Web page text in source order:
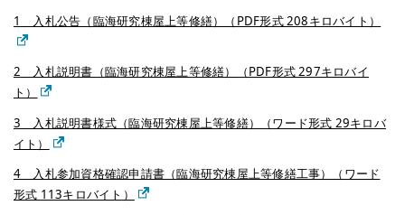
1 入札公告（臨海研究棟屋上等修繕）（PDF形式 208キロバイト）
2 入札説明書（臨海研究棟屋上等修繕）（PDF形式 297キロバイ
ト）
3 入札説明書様式（臨海研究棟屋上等修繕）（ワード形式 29キロバ
イト）
4 入札参加資格確認申請書（臨海研究棟屋上等修繕工事）（ワード
形式 113キロバイト）